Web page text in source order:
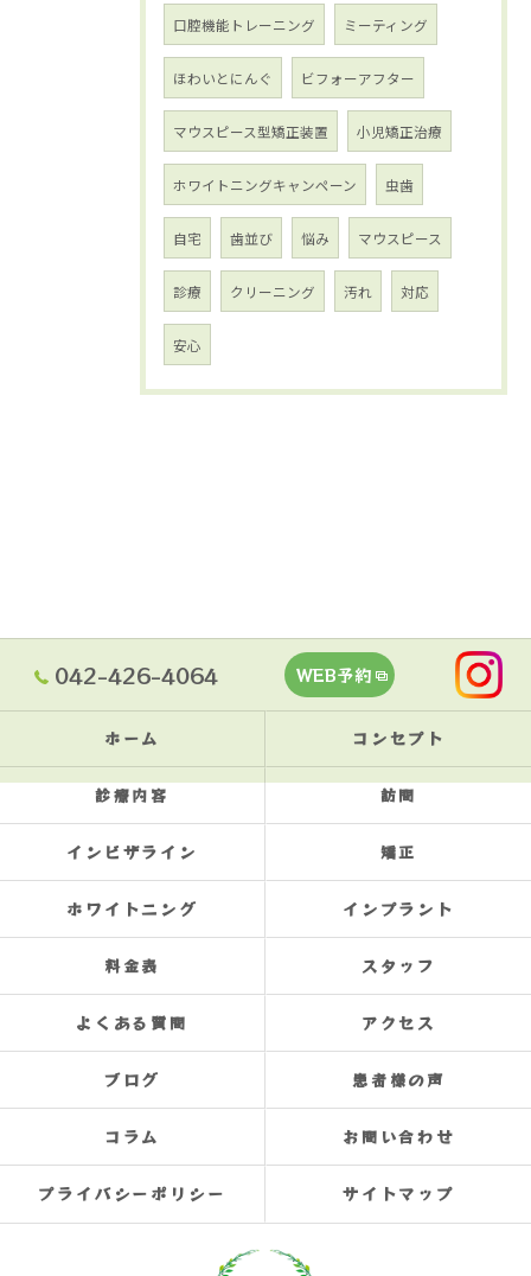
口腔機能トレーニング ミーティング
ほわいとにんぐ ビフォーアフター
マウスピース型矯正装置 小児矯正治療
ホワイトニングキャンペーン 虫歯
自宅 歯並び 悩み マウスピース
診療 クリーニング 汚れ 対応
安心
042-426-4064 WEB予約
ホーム コンセプト
診療内容 訪問
インビザライン 矯正
ホワイトニング インプラント
料金表 スタッフ
よくある質問 アクセス
ブログ 患者様の声
コラム お問い合わせ
プライバシーポリシー サイトマップ